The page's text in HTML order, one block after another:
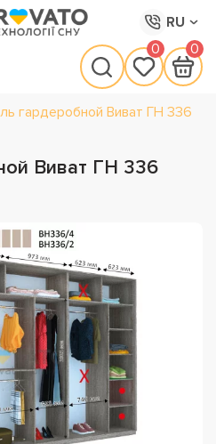
RU
0 0
гардеробной Виват ГН 336
Виват ГН 336